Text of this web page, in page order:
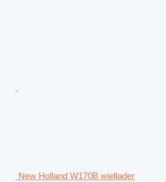
New Holland W170B wiellader